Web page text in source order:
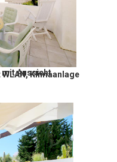
mit AussichtKlimaanlage